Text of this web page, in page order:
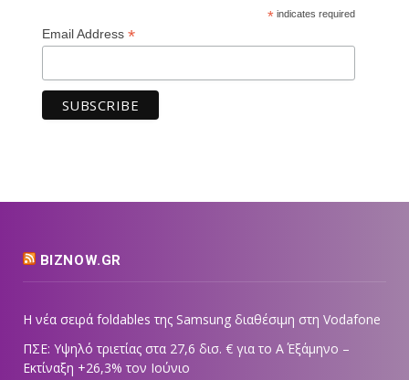
*indicates required
Email Address *
BIZNOW.GR
Η νέα σειρά foldables της Samsung διαθέσιμη στη Vodafone
ΠΣΕ: Υψηλό τριετίας στα 27,6 δισ. € για το Α΄ Εξάμηνο –
Εκτίναξη +26,3% τον Ιούνιο